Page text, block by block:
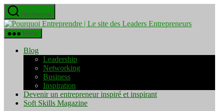
Aller
au
contenu
Recherche
Pourquoi
Menu
Blog
Leadership
Networking
Business
Inspiration
Devenir un entrepreneur inspiré et inspirant
Soft Skills Magazine